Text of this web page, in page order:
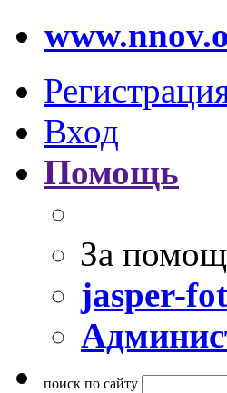
Вход
Помощь
За
jasper-
поиск по сайту